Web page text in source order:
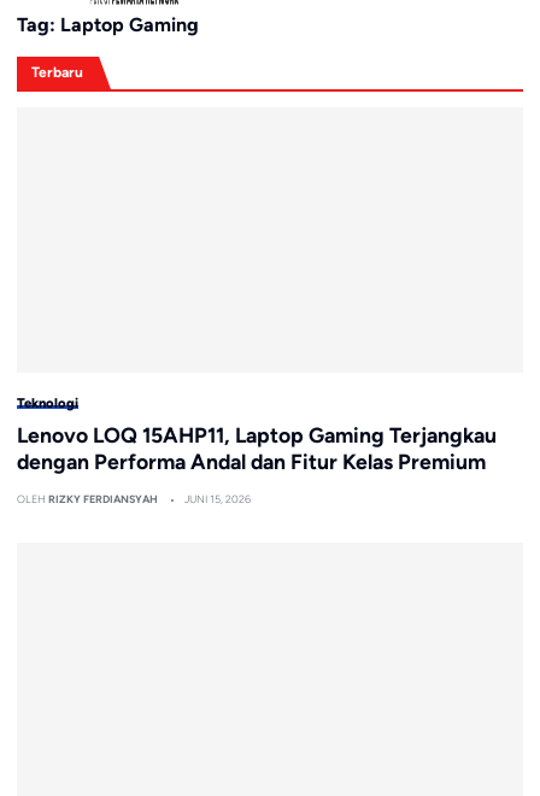
Tag: Laptop Gaming
Terbaru
Teknologi
Lenovo LOQ 15AHP11, Laptop Gaming Terjangkau
dengan Performa Andal dan Fitur Kelas Premium
OLEH RIZKY FERDIANSYAH JUNI 15, 2026